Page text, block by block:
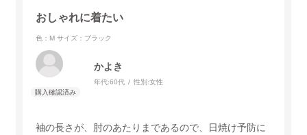
おしゃれに着たい
色：M サイズ：ブラック
かよき
年代:60代 性別:女性
袖の長さが、肘のあたりまであるので、日焼け予防に